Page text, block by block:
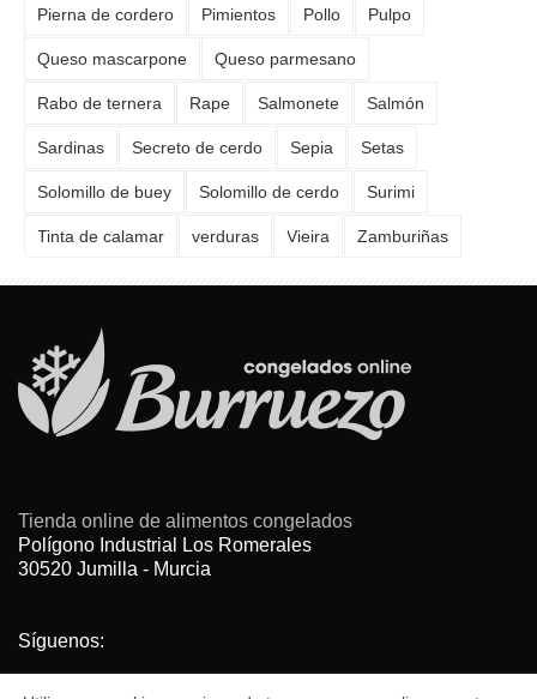
Pierna de cordero Pimientos Pollo Pulpo
Queso mascarpone Queso parmesano
Rabo de ternera Rape Salmonete Salmón
Sardinas Secreto de cerdo Sepia Setas
Solomillo de buey Solomillo de cerdo Surimi
Tinta de calamar verduras Vieira Zamburiñas
Tienda online de alimentos congelados
Polígono Industrial Los Romerales
30520 Jumilla - Murcia
Síguenos: